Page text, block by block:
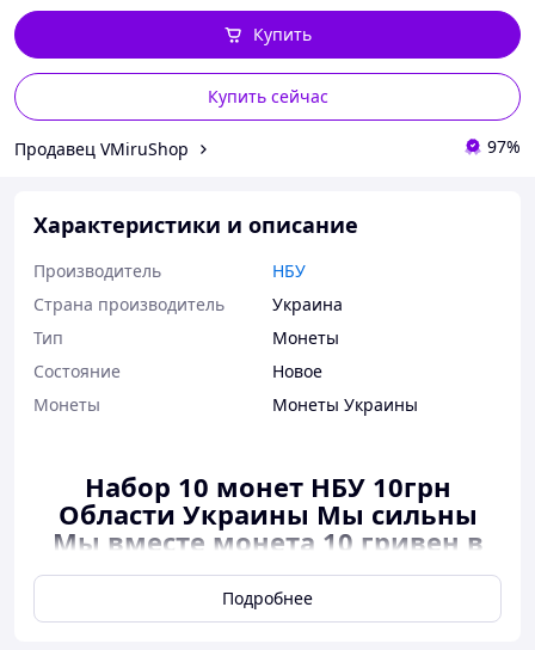
Купить сейчас
Купить
Продавец VMiruShop 97%
Характеристики и описание
Производитель
НБУ
Страна производитель
Украина
Тип
Монеты
Состояние
Новое
Монеты
Монеты Украины
Набор 10 монет НБУ 10грн
Области Украины Мы сильны
Мы вместе монета 10 гривен в
капсулах Крым Донецк Луганск
Харьков Херсон Запоро
Подробнее